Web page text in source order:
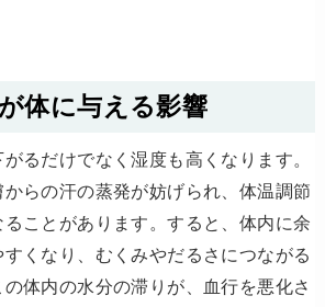
体に与える影響
るだけでなく湿度も高くなります。
らの汗の蒸発が妨げられ、体温調節
ことがあります。すると、体内に余
くなり、むくみやだるさにつながる
体内の水分の滞りが、血行を悪化さ